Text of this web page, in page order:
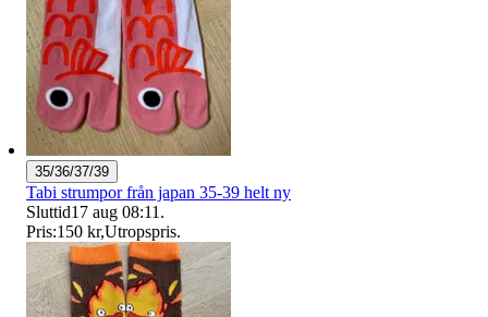
35/36/37/39
Tabi strumpor från japan 35-39 helt ny
Sluttid17 aug 08:11 .
Pris:150 kr,Utropspris.